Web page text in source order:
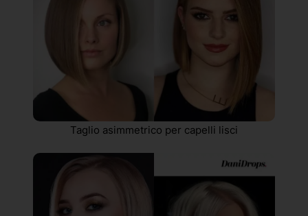
Taglio asimmetrico per capelli lisci